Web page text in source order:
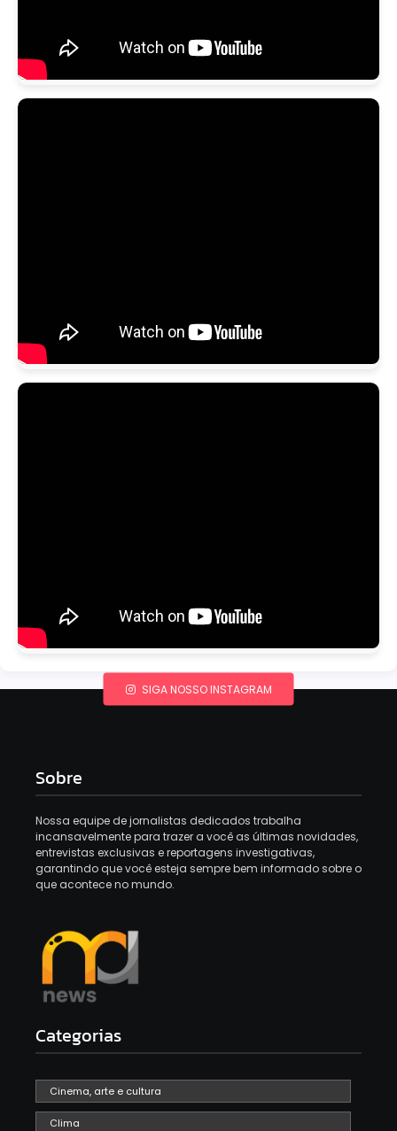
SIGA NOSSO INSTAGRAM
Sobre
Nossa equipe de jornalistas dedicados trabalha
incansavelmente para trazer a você as últimas novidades,
entrevistas exclusivas e reportagens investigativas,
garantindo que você esteja sempre bem informado sobre o
que acontece no mundo.
Categorias
Cinema, arte e cultura
Clima